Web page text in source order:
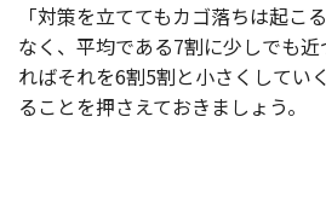
「対策を立ててもカゴ落ちは起こ
なく、平均である7割に少しでも
ればそれを6割5割と小さくしてい
ることを押さえておきましょう。